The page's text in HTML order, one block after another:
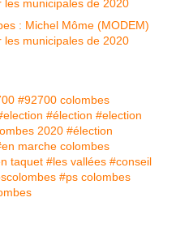
#92700 colombes
#élection #election
2020 #élection
marche colombes
taquet #les vallées #conseil
#ps colombes